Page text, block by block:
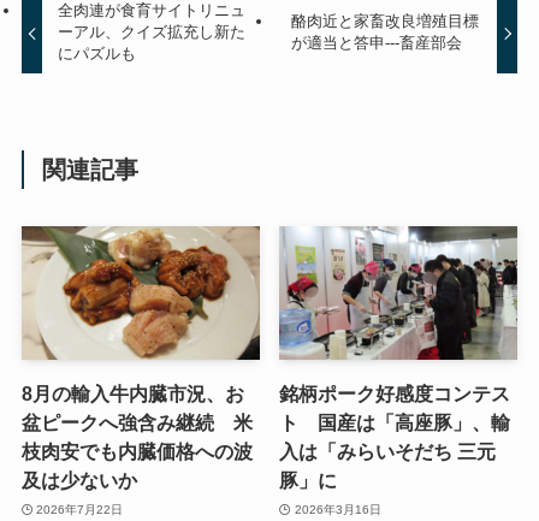
全肉連が食育サイトリニュ
ーアル、クイズ拡充し新た
にパズルも
酪肉近と家畜改良増殖目標
が適当と答申---畜産部会
関連記事
8月の輸入牛内臓市況、お
盆ピークへ強含み継続 米
枝肉安でも内臓価格への波
及は少ないか
2026年7月22日
銘柄ポーク好感度コンテス
ト 国産は「高座豚」、輸
入は「みらいそだち 三元
豚」に
2026年3月16日